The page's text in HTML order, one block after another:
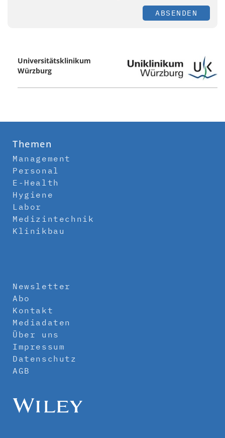
ABSENDEN
Universitätsklinikum
Würzburg
Themen
Management
Personal
E-Health
Hygiene
Labor
Medizintechnik
Klinikbau
Newsletter
Abo
Kontakt
Mediadaten
Über uns
Impressum
Datenschutz
AGB